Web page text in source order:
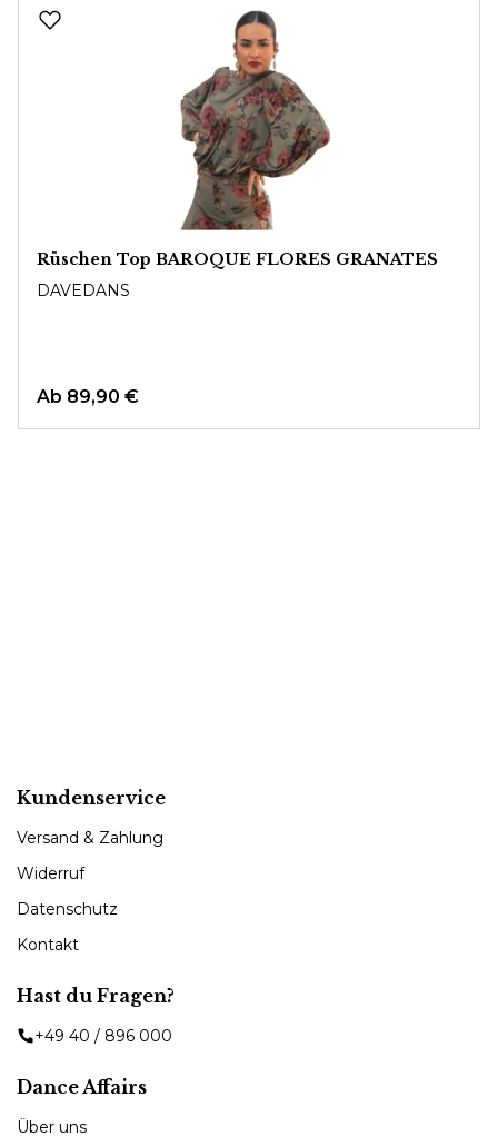
Rüschen Top BAROQUE FLORES GRANATES
DAVEDANS
Ab 89,90 €
Kundenservice
Versand & Zahlung
Widerruf
Datenschutz
Kontakt
Hast du Fragen?
+49 40 / 896 000
Dance Affairs
Über uns